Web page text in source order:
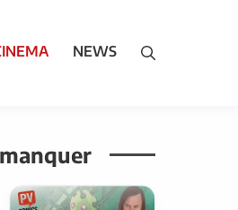
NEWS